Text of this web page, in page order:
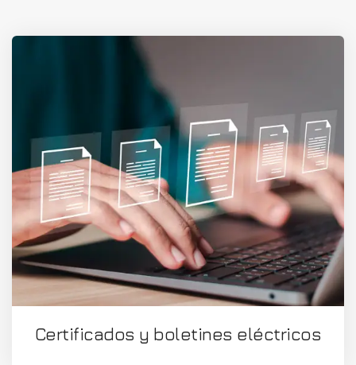
Certificados y boletines eléctricos